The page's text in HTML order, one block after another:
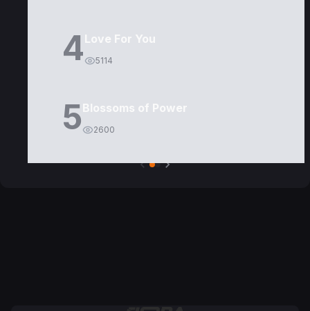
4Love For You
5114
5Blossoms of Power
2600